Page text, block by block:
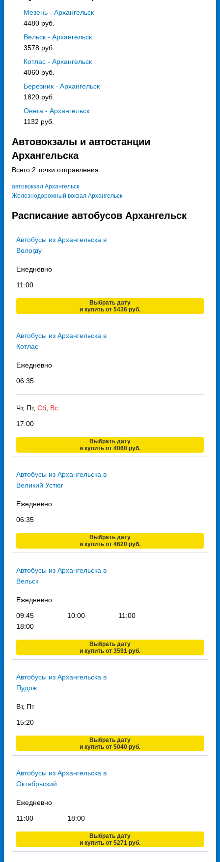
Мезень - Архангельск
4480 руб.
Вельск - Архангельск
3578 руб.
Котлас - Архангельск
4060 руб.
Березник - Архангельск
1820 руб.
Онега - Архангельск
1132 руб.
Автовокзалы и автостанции
Архангельска
Всего 2 точки отправления
автовокзал Архангельск
Железнодорожный вокзал Архангельск
Расписание автобусов Архангельск
Автобусы из Архангельска в
Вологду
Ежедневно
11:00
Выбрать дату
и купить от 5436 руб.
Автобусы из Архангельска в
Котлас
Ежедневно
06:35
Чт, Пт, Сб Вс
17:00
Выбрать дату
и купить от 4060 руб.
Автобусы из Архангельска в
Великий Устюг
Ежедневно
06:35
Выбрать дату
и купить от 4620 руб.
Автобусы из Архангельска в
Вельск
Ежедневно
09:45
10:00
11:00
18:00
Выбрать дату
и купить от 3591 руб.
Автобусы из Архангельска в
Пудож
Вт, Пт
15:20
Выбрать дату
и купить от 5040 руб.
Автобусы из Архангельска в
Октябрьский
Ежедневно
11:00
18:00
Выбрать дату
и купить от 5271 руб.